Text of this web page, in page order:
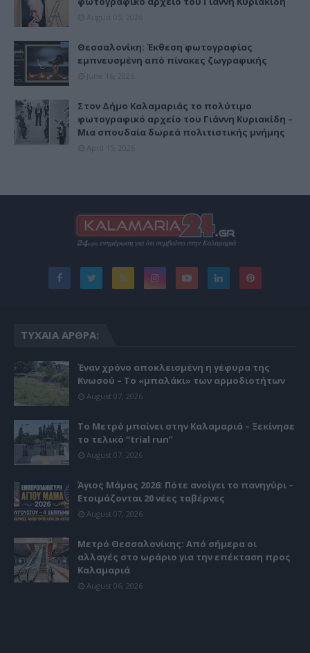
Θεσσαλονίκη: Έκθεση φωτογραφίας
εμπνευσμένη από πίνακες ζωγραφικής
Στον Δήμο Καλαμαριάς το πολύτιμο
φωτογραφικό αρχείο του Γιάννη Κυριακίδη –
Μια σπουδαία δωρεά πολιτιστικής μνήμης
ΤΥΧΑΊΑ ΆΡΘΡΑ:
Έναν χρόνο αποκλεισμένη η γέφυρα της
Κνωσού – Το «μπαλάκι» των αρμοδιοτήτων
August 07, 2026
Το Μετρό μπαίνει στην Καλαμαριά – Ξεκίνησε
το τελικό “trial run”
August 07, 2026
Άγιος Μάμας 2026: Πότε ανοίγει το πανηγύρι –
Ετοιμάζονται 20 νέες ταβέρνες
August 07, 2026
Μετρό Θεσσαλονίκης: Από σήμερα οι
αλλαγές στο ωράριο για την επέκταση προς
Καλαμαριά
August 06, 2026